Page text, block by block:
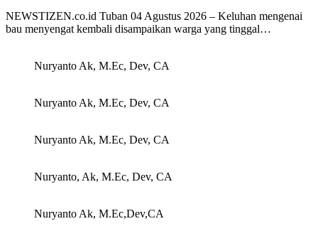
NEWSTIZEN.co.id Tuban 04 Agustus 2026 – Keluhan mengenai
bau menyengat kembali disampaikan warga yang tinggal…
Nuryanto Ak, M.Ec, Dev, CA
Nuryanto Ak, M.Ec, Dev, CA
Nuryanto Ak, M.Ec, Dev, CA
Nuryanto, Ak, M.Ec, Dev, CA
Nuryanto Ak, M.Ec,Dev,CA